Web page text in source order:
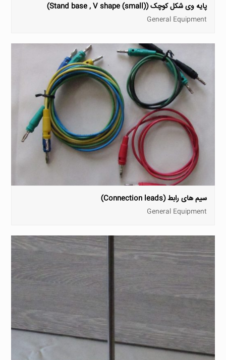
پایه وی شکل کوچک (Stand base , V shape (small))
General Equipment
سیم های رابط (Connection leads)
General Equipment